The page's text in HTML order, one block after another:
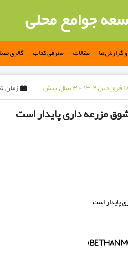
جوامع محلی
و گزارش‌ها مقالات معرفی کتاب گالری
- ۳ سال پیش زمان
مزرعه داری پایدار است
پایدار است